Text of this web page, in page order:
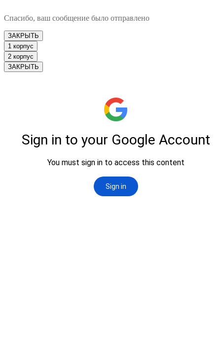
Спасибо, ваш сообщение было отправлено
ЗАКРЫТЬ
1 корпус
2 корпус
ЗАКРЫТЬ